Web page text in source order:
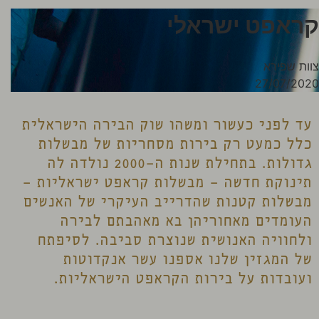
קראפט ישראלי
צוות שפירא
27/07/2020
עד לפני כעשור ומשהו שוק הבירה הישראלית
כלל כמעט רק בירות מסחריות של מבשלות
גדולות. בתחילת שנות ה-2000 נולדה לה
תינוקת חדשה - מבשלות קראפט ישראליות -
מבשלות קטנות שהדרייב העיקרי של האנשים
העומדים מאחוריהן בא מאהבתם לבירה
ולחוויה האנושית שנוצרת סביבה. לסיפתח
של המגזין שלנו אספנו עשר אנקדוטות
ועובדות על בירות הקראפט הישראליות.